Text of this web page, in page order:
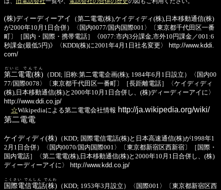
(株)ディーディーアイ
（第二電電(株),ケイディディ(株),日本移動通信(株)
が2000年10月1日合併）〈国内0077/国内国際001〉〔東京都千代田区一番
町〕［国内・国際・携帯電話］《0077:市内3分課金,市外10円課金／001:6
秒課金(最低5円)》〈KDDI(株)に2001年4月1日社名変更〉
http://www.kddi.
com/
第二電電(株)
だいに でんでん
（DDI; 旧称:第二電電企画(株); 1984年6月1日設立）〈国内00
77/国際0078〉〔東京都千代田区一番町〕［長距離電話］〈ケイディディ
(株),日本移動通信(株)と2000年10月1日合併し、(株)ディーディーアイに〉
http://www.ddi.co.jp/
☆Wikipediaによる第二電電会社情報 http://ja.wikipedia.org/wiki/
第二電電
ケイディディ(株) （KDD; 国際電信電話(株)と日本高速通信(株)が1998年1
2月1日合併）〈国内0070/国内国際001〉〔東京都新宿区西新宿〕［国際・
国内電話］〈第二電電(株),日本移動通信(株)と2000年10月1日合併し、(株)
ディーディーアイに〉
http://www.kdd.co.jp/
国際電信電話(株)
こくさい でんしん でんわ
（KDD; 1953年3月設立）〈国際001〉〔東京都新宿区西